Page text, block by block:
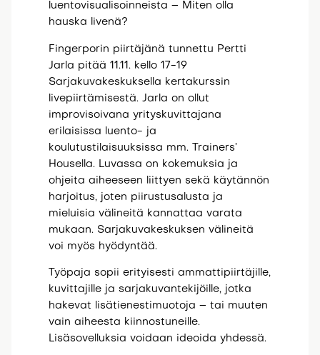
luentovisualisoinneista – Miten olla
hauska livenä?
Fingerporin piirtäjänä tunnettu Pertti
Jarla pitää 11.11. kello 17-19
Sarjakuvakeskuksella kertakurssin
livepiirtämisestä. Jarla on ollut
improvisoivana yrityskuvittajana
erilaisissa luento- ja
koulutustilaisuuksissa mm. Trainers’
Housella. Luvassa on kokemuksia ja
ohjeita aiheeseen liittyen sekä käytännön
harjoitus, joten piirustusalusta ja
mieluisia välineitä kannattaa varata
mukaan. Sarjakuvakeskuksen välineitä
voi myös hyödyntää.
Työpaja sopii erityisesti ammattipiirtäjille,
kuvittajille ja sarjakuvantekijöille, jotka
hakevat lisätienestimuotoja – tai muuten
vain aiheesta kiinnostuneille.
Lisäsovelluksia voidaan ideoida yhdessä.